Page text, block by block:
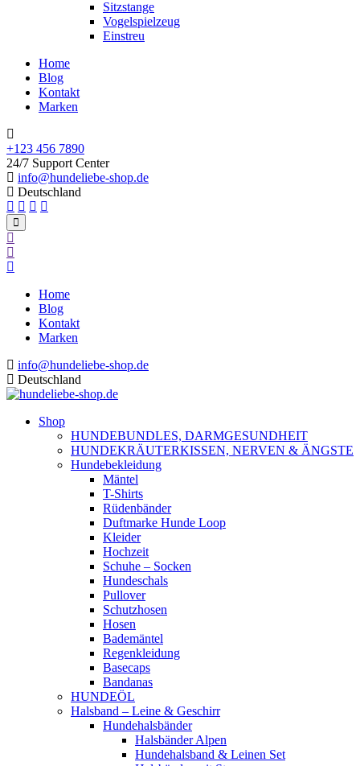
Sitzstange
Vogelspielzeug
Einstreu
Home
Blog
Kontakt
Marken
+123 456 7890
24/7 Support Center
info@hundeliebe-shop.de
Deutschland
Home
Blog
Kontakt
Marken
info@hundeliebe-shop.de
Deutschland
Shop
HUNDEBUNDLES, DARMGESUNDHEIT
HUNDEKRÄUTERKISSEN, NERVEN & ÄNGSTE
Hundebekleidung
Mäntel
T-Shirts
Rüdenbänder
Duftmarke Hunde Loop
Kleider
Hochzeit
Schuhe – Socken
Hundeschals
Pullover
Schutzhosen
Hosen
Bademäntel
Regenkleidung
Basecaps
Bandanas
HUNDEÖL
Halsband – Leine & Geschirr
Hundehalsbänder
Halsbänder Alpen
Hundehalsband & Leinen Set